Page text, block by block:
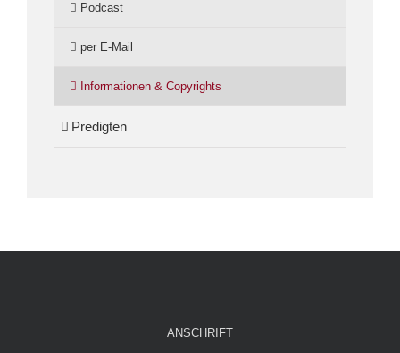
Podcast
per E-Mail
Informationen & Copyrights
Predigten
ANSCHRIFT